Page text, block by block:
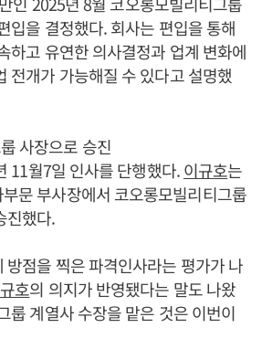
입을 결정했다. 회사는 편입을 통해
하고 유연한 의사결정과 업계 변화에
전개가 가능해질 수 있다고 설명했
사장으로 승진
11월7일 인사를 단행했다.이규호는
문 부사장에서 코오롱모빌리티그룹
진했다.
방점을 찍은 파격인사라는 평가가 나
호의 의지가 반영됐다는 말도 나왔
룹 계열사 수장을 맡은 것은 이번이